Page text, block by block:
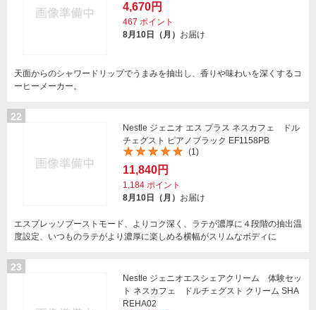
4,670円
467 ポイント
8月10日（月） お届け
天面からのシャワードリップでうまみを抽出し、香りや味わいを深くするコ
ーヒーメーカー。
22
Nestle ジェニオ エス プラス ネスカフェ ドル
チェグスト ピアノブラック EF1158PB
(1)
11,840円
1,184 ポイント
8月10日（月） お届け
エスプレッソブーストモード、よりコク深く、ラテが濃厚に４段階の抽出温
度設定、いつものラテがより濃厚に楽しめる横幅がスリムなボディに
23
Nestle ジェニオエスシェアクリーム 体験セッ
ト ネスカフェ ドルチェグスト クリーム SHA
REHA02